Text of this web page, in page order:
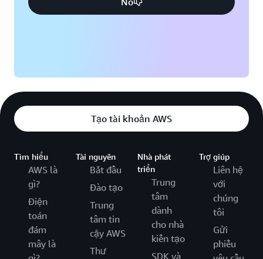
Tạo tài khoản AWS
Tìm hiểu
AWS là
gì?
Điện
toán
đám
mây là
Tài nguyên
Bắt đầu
Đào tạo
Trung
tâm tin
cậy AWS
Thư
Nhà phát
triển
Trung
tâm
dành
cho nhà
kiến tạo
SDK và
Trợ giúp
Liên hệ
với
chúng
tôi
Gửi
phiếu